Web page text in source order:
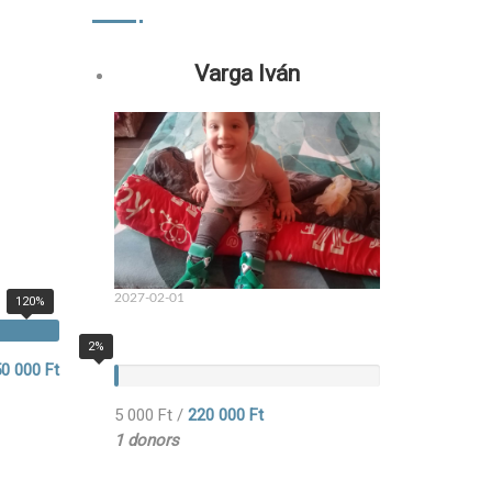
120%
000 Ft
Varga Iván
2027-02-01
2%
5 000 Ft/ 220 000 Ft
1 donors